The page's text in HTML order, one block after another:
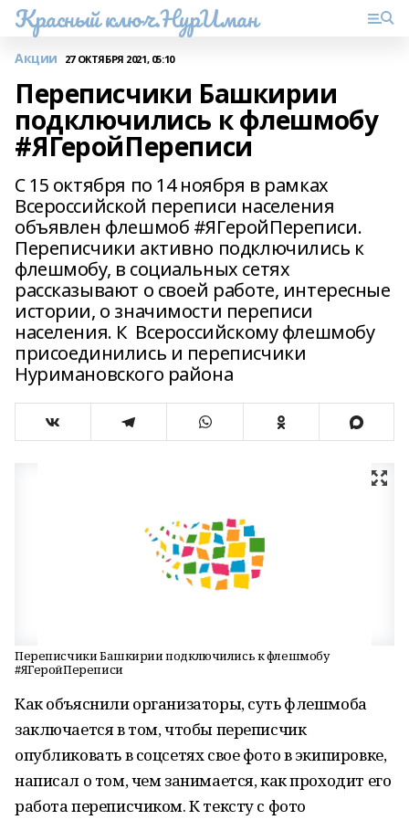
Красный ключ.НурИман
Акции 27 ОКТЯБРЯ 2021, 05:10
Переписчики Башкирии
подключились к флешмобу
#ЯГеройПереписи
С 15 октября по 14 ноября в рамках
Всероссийской переписи населения
объявлен флешмоб #ЯГеройПереписи.
Переписчики активно подключились к
флешмобу, в социальных сетях
рассказывают о своей работе, интересные
истории, о значимости переписи
населения. К Всероссийскому флешмобу
присоединились и переписчики
Нуримановского района
Переписчики Башкирии подключились к флешмобу
#ЯГеройПереписи
Как объяснили организаторы, суть флешмоба
заключается в том, чтобы переписчик
опубликовать в соцсетях свое фото в экипировке,
написал о том, чем занимается, как проходит его
работа переписчиком. К тексту с фото